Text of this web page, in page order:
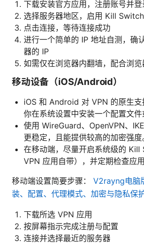
下载安装官方应用，注册账号并登
选择服务器地区，启用 Kill
点击连接，等待连接成功
进行一个简单的 IP 地址自测，确
器的 IP
如需仅在浏览器内翻墙，配合浏览
移动设备（iOS/Android）
iOS 和 Android 对 VPN 的原生
你在系统设置中安装一个配置文件
使用 WireGuard、OpenVPN、
更稳定，且能提供较高的加密强度
在移动端，尽量开启系统级的 Kill
VPN 应用自带），并定期检查应
移动端设置简要步骤： V2rayng电脑
装、配置、代理模式、加密与隐私保
下载所选 VPN 应用
按屏幕指示完成注册与配置
连接并选择最近的服务器